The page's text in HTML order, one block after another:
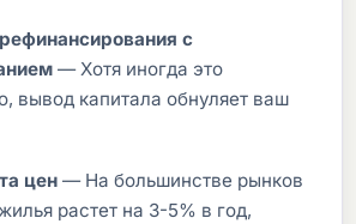
с
— Хотя иногда это
вывод капитала обнуляет ваш
цен — На большинстве рынков
растет на 3-5% в год,